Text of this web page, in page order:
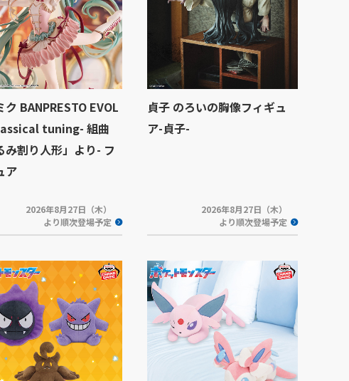
ク BANPRESTO EVOL
tuning- 組曲
み割り人形」より- フ
ア
2026年8月27日（木）
より順次登場予定
貞子 のろいの胸像フィギュ
ア-貞子-
2026年8月27日（木）
より順次登場予定